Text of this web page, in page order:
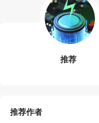
推荐
推荐作者